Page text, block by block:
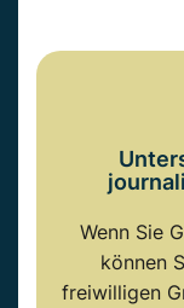
Wenn Sie
können
freiwilligen